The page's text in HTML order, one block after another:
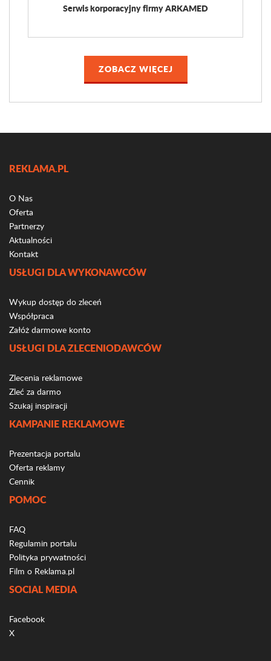
Serwis korporacyjny firmy ARKAMED
ZOBACZ WIĘCEJ
REKLAMA.PL
O Nas
Oferta
Partnerzy
Aktualności
Kontakt
USŁUGI DLA WYKONAWCÓW
Wykup dostęp do zleceń
Współpraca
Załóż darmowe konto
USŁUGI DLA ZLECENIODAWCÓW
Zlecenia reklamowe
Zleć za darmo
Szukaj inspiracji
KAMPANIE REKLAMOWE
Prezentacja portalu
Oferta reklamy
Cennik
POMOC
FAQ
Regulamin portalu
Polityka prywatności
Film o Reklama.pl
SOCIAL MEDIA
Facebook
X